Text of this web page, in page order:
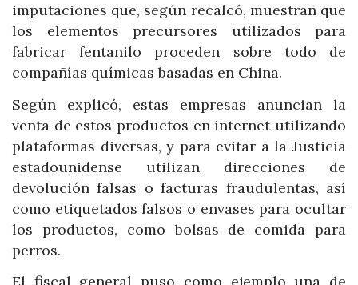
imputaciones que, según recalcó, muestran que
los elementos precursores utilizados para
fabricar fentanilo proceden sobre todo de
compañías químicas basadas en China.
Según explicó, estas empresas anuncian la
venta de estos productos en internet utilizando
plataformas diversas, y para evitar a la Justicia
estadounidense utilizan direcciones de
devolución falsas o facturas fraudulentas, así
como etiquetados falsos o envases para ocultar
los productos, como bolsas de comida para
perros.